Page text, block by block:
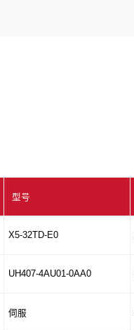
型号
X5-32TD-E0
UH407-4AU01-0AA0
伺服